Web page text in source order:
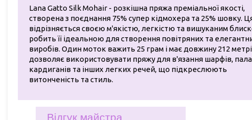
Lana Gatto Silk Mohair - розкішна пряжа преміальної якості,
створена з поєднання 75% супер кідмохера та 25% шовку.
відрізняється своєю м'якістю, легкістю та вишуканим
робить її ідеальною для створення повітряних та
виробів. Один моток важить 25 грам і має довжину 212
дозволяє використовувати пряжу для в'язання шарфів,
кардиганів та інших легких речей, що підкреслюють
витонченість та стиль.
Відгук майстра